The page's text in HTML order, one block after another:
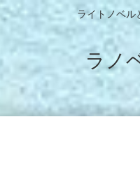
ライトノベル
ラノ